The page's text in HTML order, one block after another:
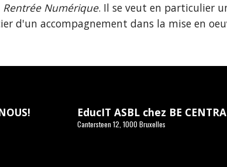
Rentrée Numérique. Il se veut en particulier
d'un accompagnement dans la mise en
! EducIT ASBL chez BE
Cantersteen 12, 1000 Bruxelles